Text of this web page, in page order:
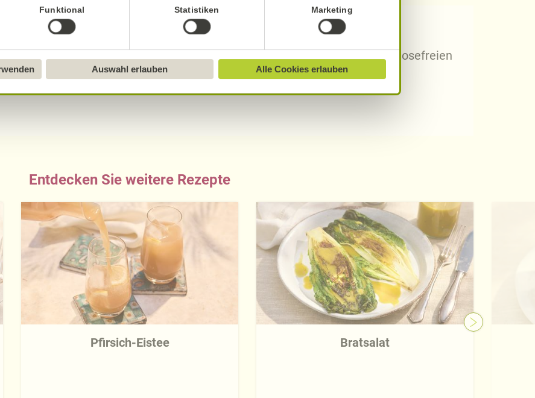
in unseremImpressum
Funktional Statistiken Marketing
Auswahl erlauben Alle Cookies erlauben
gluten- und laktosefrei bei Alnatura Rezepten?
der Kennzeichnung von veganen, vegetarischen, gluten- und laktosefreien
Entdecken Sie weitere Rezepte
Pfirsich-Eistee Bratsalat